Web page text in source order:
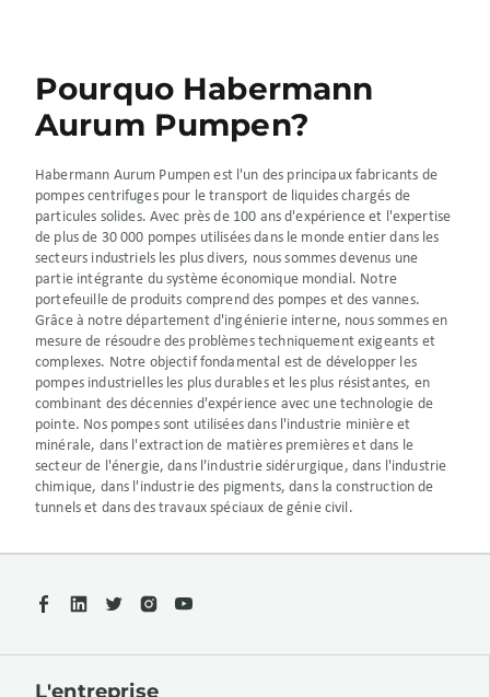
Pourquo Habermann
Aurum Pumpen?
Habermann Aurum Pumpen est l'un des principaux fabricants de
pompes centrifuges pour le transport de liquides chargés de
particules solides. Avec près de 100 ans d'expérience et l'expertise
de plus de 30 000 pompes utilisées dans le monde entier dans les
secteurs industriels les plus divers, nous sommes devenus une
partie intégrante du système économique mondial. Notre
portefeuille de produits comprend des pompes et des vannes.
Grâce à notre département d'ingénierie interne, nous sommes en
mesure de résoudre des problèmes techniquement exigeants et
complexes. Notre objectif fondamental est de développer les
pompes industrielles les plus durables et les plus résistantes, en
combinant des décennies d'expérience avec une technologie de
pointe. Nos pompes sont utilisées dans l'industrie minière et
minérale, dans l'extraction de matières premières et dans le
secteur de l'énergie, dans l'industrie sidérurgique, dans l'industrie
chimique, dans l'industrie des pigments, dans la construction de
tunnels et dans des travaux spéciaux de génie civil.
L'entreprise